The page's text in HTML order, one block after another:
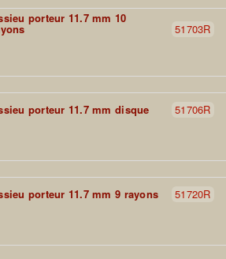
porteur 11.7 mm 10
51703R
porteur 11.7 mm disque 51706R
porteur 11.7 mm 9 rayons 51720R